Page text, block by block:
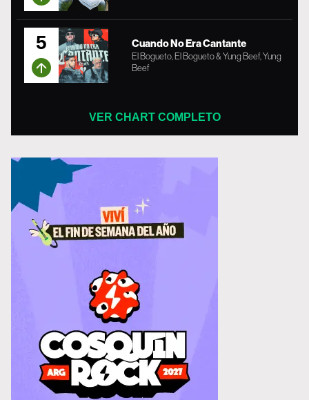
5 Cuando No Era Cantante
El Bogueto, El Bogueto & Yung Beef, Yung
Beef
VER CHART COMPLETO